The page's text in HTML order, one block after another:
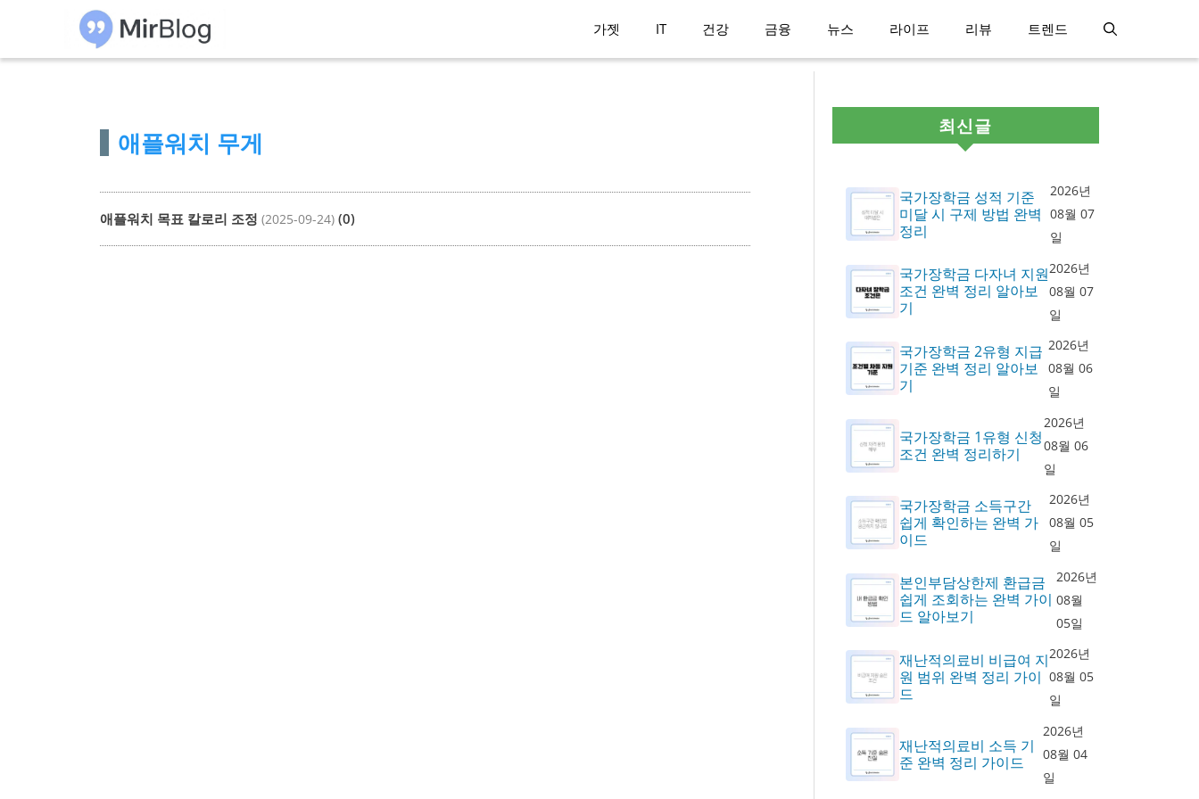
가젯 IT 건강 금융 뉴스 라이프 리뷰 트렌드
애플워치 무게
애플워치 목표 칼로리 조정 (2025-09-24) (0)
최신글
국가장학금 성적 기준
미달 시 구제 방법 완벽
정리
2026년
08월 07
일
국가장학금 다자녀 지원
조건 완벽 정리 알아보
기
2026년
08월 07
일
국가장학금 2유형 지급
기준 완벽 정리 알아보
기
2026년
08월 06
일
국가장학금 1유형 신청
조건 완벽 정리하기
2026년
08월 06
일
국가장학금 소득구간
쉽게 확인하는 완벽 가
이드
2026년
08월 05
일
본인부담상한제 환급금
쉽게 조회하는 완벽 가이
드 알아보기
2026년
08월
05일
재난적의료비 비급여 지
원 범위 완벽 정리 가이
드
2026년
08월 05
일
재난적의료비 소득 기
준 완벽 정리 가이드
2026년
08월 04
일